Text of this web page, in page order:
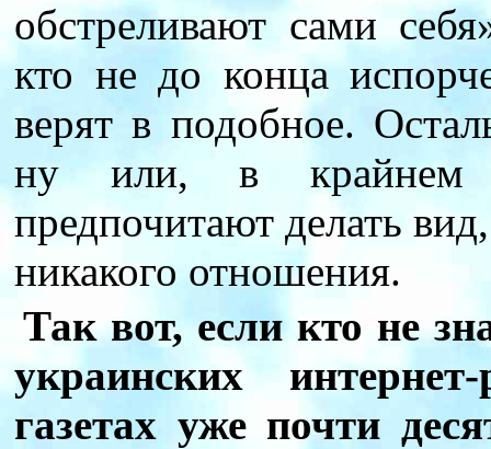
обстреливают сами
кто не до конца
верят в подобное.
ну или, в крайнем
предпочитают делать
никакого отношения.
Так вот, если кто не
украинских
газетах уже почти